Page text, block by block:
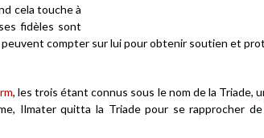
cela touche à
fidèles sont
compter sur lui pour obtenir soutien et
, les trois étant connus sous le nom de la Triade,
Ilmater quitta la Triade pour se rapprocher de